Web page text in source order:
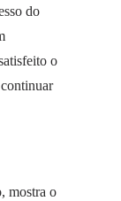
do
o
mostra o